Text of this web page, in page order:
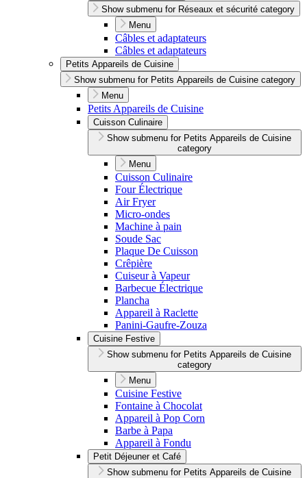
Show submenu for Réseaux et sécurité category
Menu
Câbles et adaptateurs
Câbles et adaptateurs
Petits Appareils de Cuisine
Show submenu for Petits Appareils de Cuisine category
Menu
Petits Appareils de Cuisine
Cuisson Culinaire
Show submenu for Petits Appareils de Cuisine
category
Menu
Cuisson Culinaire
Four Électrique
Air Fryer
Micro-ondes
Machine à pain
Soude Sac
Plaque De Cuisson
Crêpière
Cuiseur à Vapeur
Barbecue Électrique
Plancha
Appareil à Raclette
Panini-Gaufre-Zouza
Cuisine Festive
Show submenu for Petits Appareils de Cuisine
category
Menu
Cuisine Festive
Fontaine à Chocolat
Appareil à Pop Corn
Barbe à Papa
Appareil à Fondu
Petit Déjeuner et Café
Show submenu for Petits Appareils de Cuisine